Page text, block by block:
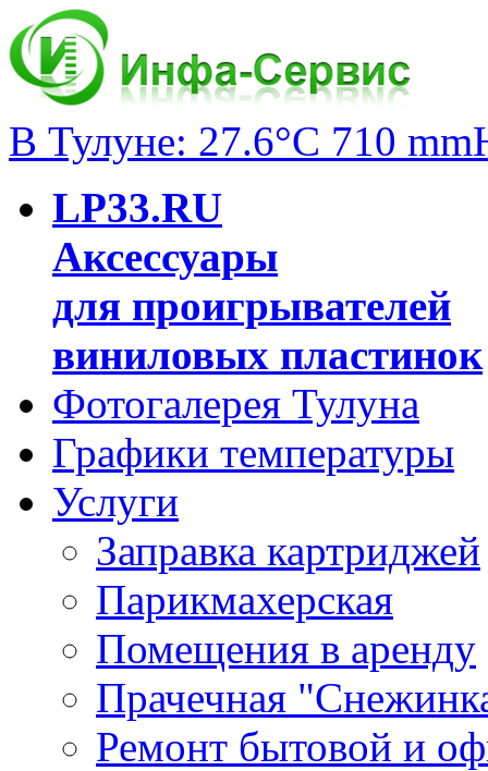
В Тулуне: 27.6°C 710
LP33.RU
Аксессуары
для проигрывателей
виниловых пластинок
Фотогалерея Тулуна
Графики температуры
Услуги
Заправка картриджей
Парикмахерская
Помещения в аренду
Прачечная
Ремонт бытовой и